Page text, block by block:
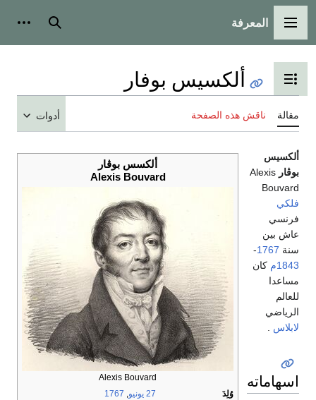
القائمة الرئيسية
المعرفة بحث
تبديل عرض جدول المحتويات
ألكسيس بوفار
مقالة ناقش هذه الصفحة أدوات
ألكسس بوڤار
Alexis Bouvard
Alexis Bouvard
وُلِدَ
27 يونيو ,
1767
ألكسيس
بوڤار Alexis
Bouvard
فلكي
فرنسي
عاش بين
سنة 1767
-
1843م
كان
مساعدا
للعالم
الرياضي
لابلاس
اسهاماته